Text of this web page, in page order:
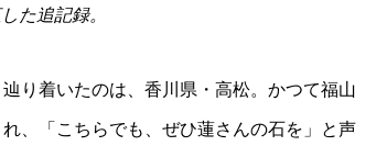
た追記録。
り着いたのは、香川県・高松。かつて福山
、「こちらでも、ぜひ蓮さんの石を」と声